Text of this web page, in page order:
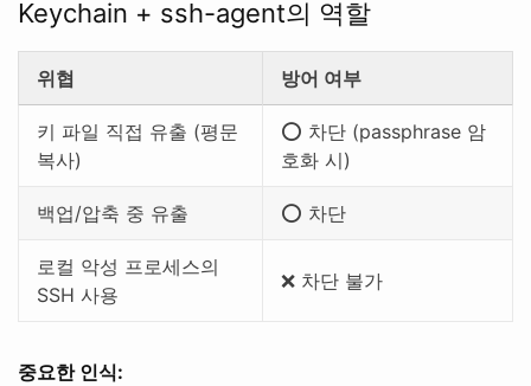
Keychain + ssh-agent의 역할
위협 방어 여부
키 파일 직접 유출 (평문
복사)
⭕ 차단 (passphrase 암
호화 시)
백업/압축 중 유출 ⭕ 차단
로컬 악성 프로세스의
SSH 사용
❌ 차단 불가
중요한 인식: